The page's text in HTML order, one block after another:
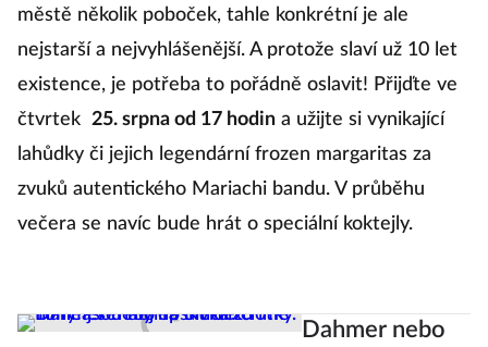
městě několik poboček, tahle konkrétní je ale
nejstarší a nejvyhlášenější. A protože slaví už 10 let
existence, je potřeba to pořádně oslavit! Přijďte ve
čtvrtek 25. srpna od 17 hodina užijte si vynikající
lahůdky či jejich legendární frozen margaritas za
zvuků autentického Mariachi bandu. V průběhu
večera se navíc bude hrát o speciální koktejly.
Dahmer nebo